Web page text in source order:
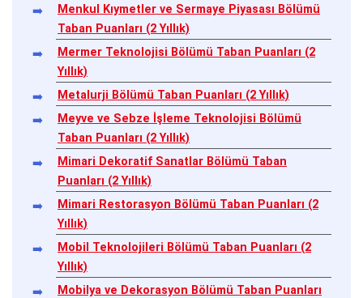
Menkul Kıymetler ve Sermaye Piyasası Bölümü
Taban Puanları (2 Yıllık)
Mermer Teknolojisi Bölümü Taban Puanları (2
Yıllık)
Metalurji Bölümü Taban Puanları (2 Yıllık)
Meyve ve Sebze İşleme Teknolojisi Bölümü
Taban Puanları (2 Yıllık)
Mimari Dekoratif Sanatlar Bölümü Taban
Puanları (2 Yıllık)
Mimari Restorasyon Bölümü Taban Puanları (2
Yıllık)
Mobil Teknolojileri Bölümü Taban Puanları (2
Yıllık)
Mobilya ve Dekorasyon Bölümü Taban Puanları